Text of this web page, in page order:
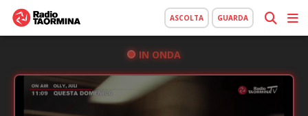
ASCOLTA GUARDA
IN ONDA